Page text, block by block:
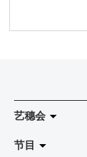
艺穗会
关于艺穗会
节目